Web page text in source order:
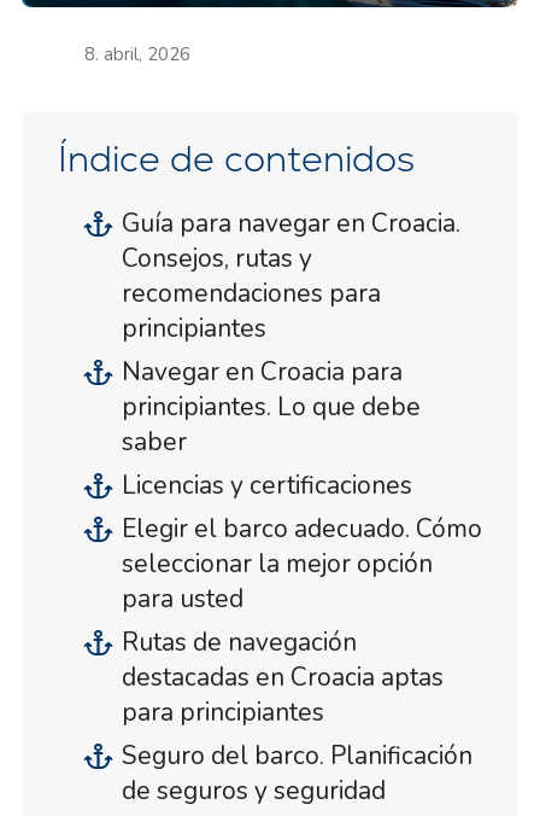
8. abril, 2026
Índice de contenidos
Guía para navegar en Croacia.
Consejos, rutas y
recomendaciones para
principiantes
Navegar en Croacia para
principiantes. Lo que debe
saber
Licencias y certificaciones
Elegir el barco adecuado. Cómo
seleccionar la mejor opción
para usted
Rutas de navegación
destacadas en Croacia aptas
para principiantes
Seguro del barco. Planificación
de seguros y seguridad